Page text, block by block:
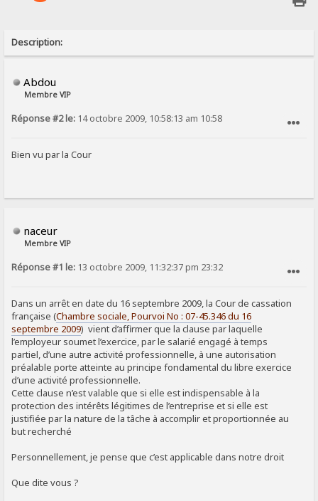
Description:
Abdou
Membre VIP
Réponse #2 le: 14 octobre 2009, 10:58:13 am 10:58
Bien vu par la Cour
naceur
Membre VIP
Réponse #1 le: 13 octobre 2009, 11:32:37 pm 23:32
Dans un arrêt en date du 16 septembre 2009, la Cour de cassation
française (Chambre sociale, Pourvoi No : 07-45.346 du 16
septembre 2009) vient d’affirmer que la clause par laquelle
l’employeur soumet l’exercice, par le salarié engagé à temps
partiel, d’une autre activité professionnelle, à une autorisation
préalable porte atteinte au principe fondamental du libre exercice
d’une activité professionnelle.
Cette clause n’est valable que si elle est indispensable à la
protection des intérêts légitimes de l’entreprise et si elle est
justifiée par la nature de la tâche à accomplir et proportionnée au
but recherché
Personnellement, je pense que c’est applicable dans notre droit
Que dite vous ?